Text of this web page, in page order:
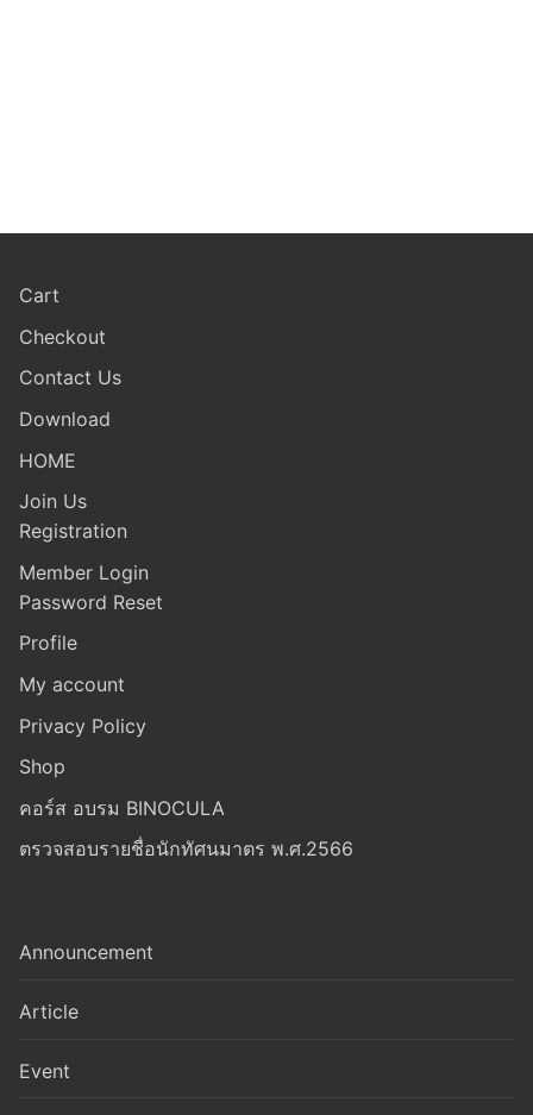
Cart
Checkout
Contact Us
Download
HOME
Join Us
Registration
Member Login
Password Reset
Profile
My account
Privacy Policy
Shop
คอร์ส อบรม BINOCULA
ตรวจสอบรายชื่อนักทัศนมาตร พ.ศ.2566
Announcement
Article
Event